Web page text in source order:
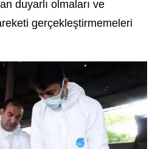
duyarlı olmaları ve
gerçekleştirmemeleri